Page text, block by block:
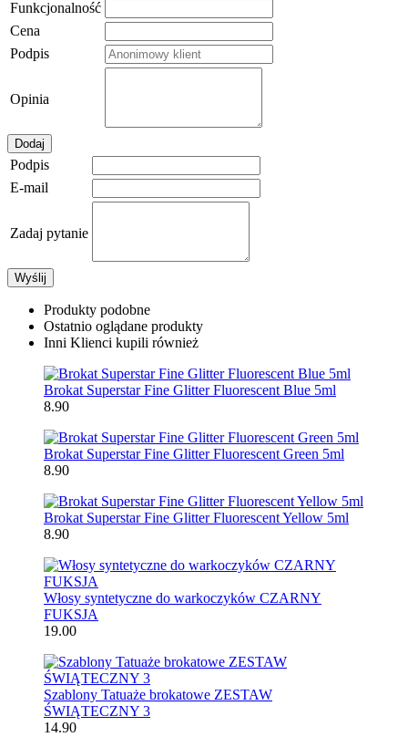
Funkcjonalność
Cena
Podpis
Opinia
Dodaj
Podpis
E-mail
Zadaj pytanie
Wyślij
Produkty podobne
Ostatnio oglądane produkty
Inni Klienci kupili również
Brokat Superstar Fine Glitter Fluorescent Blue 5ml
8.90
Brokat Superstar Fine Glitter Fluorescent Green 5ml
8.90
Brokat Superstar Fine Glitter Fluorescent Yellow 5ml
8.90
Włosy syntetyczne do warkoczyków CZARNY
FUKSJA
19.00
Szablony Tatuaże brokatowe ZESTAW
ŚWIĄTECZNY 3
14.90